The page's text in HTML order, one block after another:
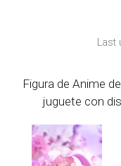
Last
Figura de Anime
juguete con